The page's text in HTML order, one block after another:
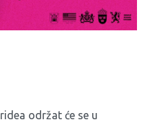
održat će se u